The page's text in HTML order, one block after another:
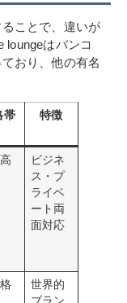
ことで、違いが
loungeはバンコ
おり、他の有名
帯 特徴
ビジネ
ス・プ
ライベ
ート両
面対応
世界的